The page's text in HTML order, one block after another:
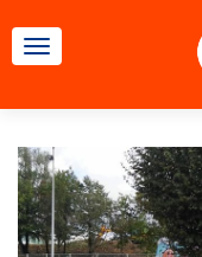
TOGGLE NAVIGATION